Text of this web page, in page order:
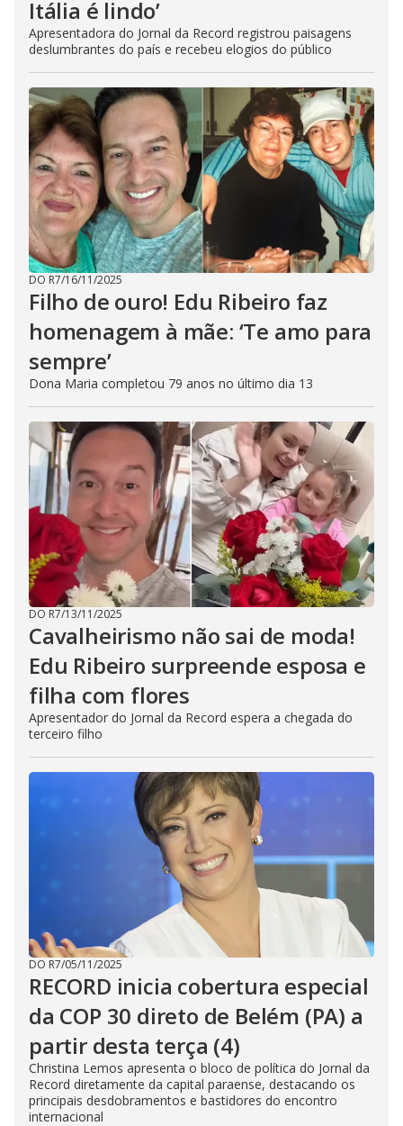
Itália é lindo’
Apresentadora do Jornal da Record registrou paisagens
deslumbrantes do país e recebeu elogios do público
DO R7/16/11/2025
Filho de ouro! Edu Ribeiro faz
homenagem à mãe: ‘Te amo para
sempre’
Dona Maria completou 79 anos no último dia 13
DO R7/13/11/2025
Cavalheirismo não sai de moda!
Edu Ribeiro surpreende esposa e
filha com flores
Apresentador do Jornal da Record espera a chegada do
terceiro filho
DO R7/05/11/2025
RECORD inicia cobertura especial
da COP 30 direto de Belém (PA) a
partir desta terça (4)
Christina Lemos apresenta o bloco de política do Jornal da
Record diretamente da capital paraense, destacando os
principais desdobramentos e bastidores do encontro
internacional